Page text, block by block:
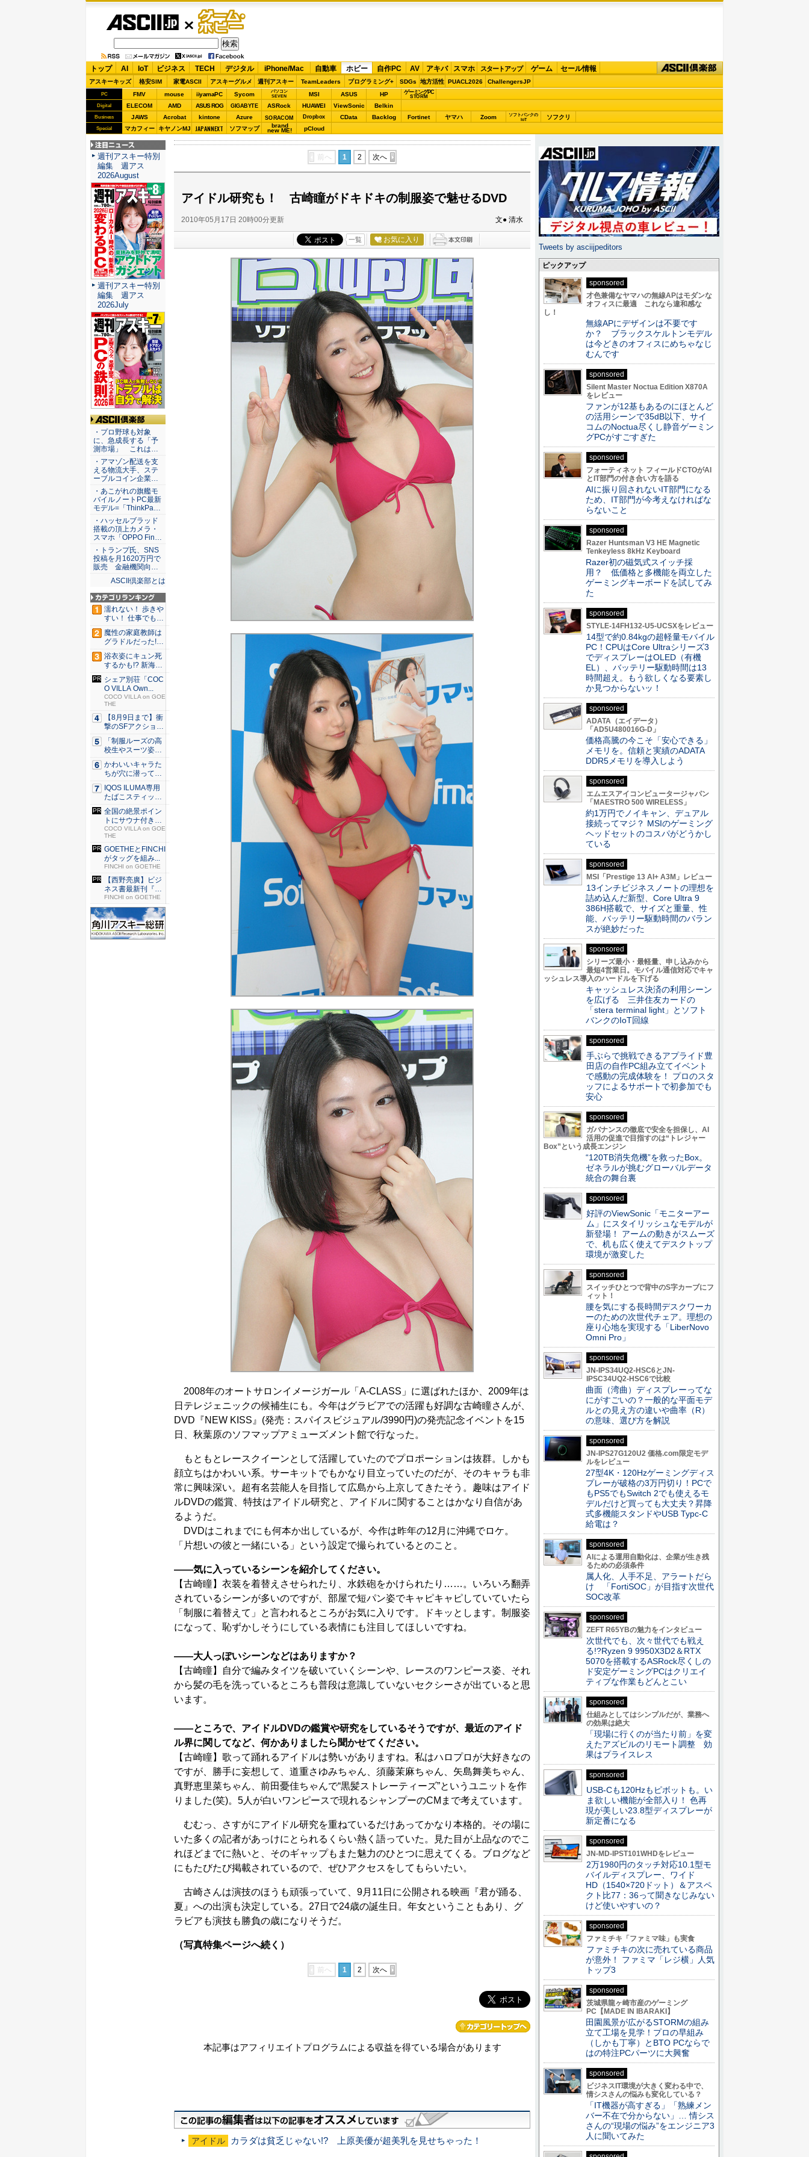
ゲーム・
ホビー
トップ AI IoT ビジネス TECH デジタル iPhone/Mac 自動車 ホビー 自作PC AV アキバ スマホ スタートアップ ゲーム セール情報
アスキーキッズ 格安SIM 家電ASCII アスキーグルメ 週刊アスキー TeamLeaders プログラミング+ SDGs 地方活性 PUACL2026 ChallengersJP
PC FMV mouse iiyamaPC Sycom
パソコン
SEVEN
MSI ASUS HP ゲーミングPC
STORM
Digital ELECOM AMD ASUS ROG GIGABYTE ASRock HUAWEI ViewSonic Belkin
Business JAWS Acrobat kintone Azure SORACOM Dropbox CData Backlog Fortinet ヤマハ Zoom
ソフトバンクの
IoT
ソフクリ
Special マカフィー キヤノンMJ JAPANNEXT ソフマップ brand
new ME! pCloud
前へ 1 2 次へ
アイドル研究も！ 古崎瞳がドキドキの制服姿で魅せるDVD
2010年05月17日 20時00分更新 文● 清水
一覧 お気に入り
2008年のオートサロンイメージガール「A-CLASS」に選ばれたほか、2009年は
日テレジェニックの候補生にも。今年はグラビアでの活躍も好調な古崎瞳さんが、
DVD『NEW KISS』(発売：スパイスビジュアル/3990円)の発売記念イベントを15
日、秋葉原のソフマップアミューズメント館で行なった。
もともとレースクイーンとして活躍していたのでプロポーションは抜群。しかも
顔立ちはかわいい系。サーキットでもかなり目立っていたのだが、そのキャラも非
常に興味深い。超有名芸能人を目指して広島から上京してきたそう。趣味はアイド
ルDVDの鑑賞、特技はアイドル研究と、アイドルに関することはかなり自信があ
るようだ。
DVDはこれまでにも何本か出しているが、今作は昨年の12月に沖縄でロケ。
「片想いの彼と一緒にいる」という設定で撮られているとのこと。
――気に入っているシーンを紹介してください。
【古崎瞳】衣装を着替えさせられたり、水鉄砲をかけられたり……。いろいろ翻弄
されているシーンが多いのですが、部屋で短パン姿でキャピキャピしていていたら
「制服に着替えて」と言われるところがお気に入りです。ドキッとします。制服姿
になって、恥ずかしそうにしている表情にも注目してほしいですね。
――大人っぽいシーンなどはありますか？
【古崎瞳】自分で編みタイツを破いていくシーンや、レースのワンピース姿、それ
から髪の毛を洗っているところも普段は意識していないセクシーさが出ていると思
います。
――ところで、アイドルDVDの鑑賞や研究をしているそうですが、最近のアイド
ル界に関してなど、何かありましたら聞かせてください。
【古崎瞳】歌って踊れるアイドルは勢いがありますね。私はハロプロが大好きなの
ですが、勝手に妄想して、道重さゆみちゃん、須藤茉麻ちゃん、矢島舞美ちゃん、
真野恵里菜ちゃん、前田憂佳ちゃんで“黒髪ストレーティーズ”というユニットを作
りました(笑)。5人が白いワンピースで現れるシャンプーのCMまで考えています。
むむっ、さすがにアイドル研究を重ねているだけあってかなり本格的。その場に
いた多くの記者があっけにとられるくらい熱く語っていた。見た目が上品なのでこ
れほどまでに熱いと、そのギャップもまた魅力のひとつに思えてくる。ブログなど
にもたびたび掲載されているので、ぜひアクセスをしてもらいたい。
古崎さんは演技のほうも頑張っていて、9月11日に公開される映画『君が踊る、
夏』への出演も決定している。27日で24歳の誕生日。年女ということもあり、グ
ラビアも演技も勝負の歳になりそうだ。
（写真特集ページへ続く）
前へ 1 2 次へ
本記事はアフィリエイトプログラムによる収益を得ている場合があります
アイドル カラダは貧乏じゃない!? 上原美優が超美乳を見せちゃった！
注目ニュース
週刊アスキー特別
編集 週アス
2026August
週刊アスキー特別
編集 週アス
2026July
ASCII倶楽部
・プロ野球も対象
に、急成長する「予
測市場」 これは…
・アマゾン配送を支
える物流大手、ステ
ーブルコイン企業…
・あこがれの旗艦モ
バイルノートPC最新
モデル=「ThinkPa…
・ハッセルブラッド
搭載の頂上カメラ・
スマホ「OPPO Fin…
・トランプ氏、SNS
投稿を月1620万円で
販売 金融機関向…
ASCII倶楽部とは
濡れない！ 歩きや
すい！ 仕事でも履
ける...
魔性の家庭教師は
グラドルだった!?
村雨...
浴衣姿にキュン死
するかも!? 新海ま
きが...
シェア別荘「COC
O VILLA Own...
COCO VILLA on GOE
THE
【8月9日まで】衝
撃のSFアクション
『G...
「制服ルーズの高
校生やスーツ姿の
OLを演...
かわいいキャラた
ちが穴に潜ってひ
どい目に...
IQOS ILUMA専用
たばこスティッ
ク...
全国の絶景ポイン
トにサウナ付きの
シェア別...
COCO VILLA on GOE
THE
GOETHEとFINCHI
がタッグを組み...
FINCHI on GOETHE
【西野亮廣】ビジ
ネス書最新刊『北
極星 僕...
FINCHI on GOETHE
Tweets by asciijpeditors
ピックアップ
sponsored
才色兼備なヤマハの無線APはモダンな
オフィスに最適 これなら違和感な
し！
無線APにデザインは不要です
か？ ブラックスケルトンモデル
は今どきのオフィスにめちゃなじ
むんです
sponsored
Silent Master Noctua Edition X870A
をレビュー
ファンが12基もあるのにほとんど
の活用シーンで35dB以下、サイ
コムのNoctua尽くし静音ゲーミン
グPCがすごすぎた
sponsored
フォーティネット フィールドCTOがAI
とIT部門の付き合い方を語る
AIに振り回されないIT部門になる
ため、IT部門が今考えなければな
らないこと
sponsored
Razer Huntsman V3 HE Magnetic
Tenkeyless 8kHz Keyboard
Razer初の磁気式スイッチ採
用？ 低価格と多機能を両立した
ゲーミングキーボードを試してみ
た
sponsored
STYLE-14FH132-U5-UCSXをレビュー
14型で約0.84kgの超軽量モバイル
PC！CPUはCore Ultraシリーズ3
でディスプレーはOLED（有機
EL）、バッテリー駆動時間は13
時間超え。もう欲しくなる要素し
か見つからないッ！
sponsored
ADATA（エイデータ）
「AD5U480016G-D」
価格高騰の今こそ「安心できる」
メモリを。信頼と実績のADATA
DDR5メモリを導入しよう
sponsored
エムエスアイコンピュータージャパン
「MAESTRO 500 WIRELESS」
約1万円でノイキャン、デュアル
接続ってマジ？ MSIのゲーミング
ヘッドセットのコスパがどうかし
ている
sponsored
MSI「Prestige 13 AI+ A3M」レビュー
13インチビジネスノートの理想を
詰め込んだ新型、Core Ultra 9
386H搭載で、サイズと重量、性
能、バッテリー駆動時間のバラン
スが絶妙だった
sponsored
シリーズ最小・最軽量、申し込みから
最短4営業日。モバイル通信対応でキャ
ッシュレス導入のハードルを下げる
キャッシュレス決済の利用シーン
を広げる 三井住友カードの
「stera terminal light」とソフト
バンクのIoT回線
sponsored
手ぶらで挑戦できるアプライド豊
田店の自作PC組み立てイベント
で感動の完成体験を！ プロのスタ
ッフによるサポートで初参加でも
安心
sponsored
ガバナンスの徹底で安全を担保し、AI
活用の促進で目指すのは“トレジャー
Box”という成長エンジン
“120TB消失危機”を救ったBox。
ゼネラルが挑むグローバルデータ
統合の舞台裏
sponsored
好評のViewSonic「モニターアー
ム」にスタイリッシュなモデルが
新登場！ アームの動きがスムーズ
で、机も広く使えてデスクトップ
環境が激変した
sponsored
スイッチひとつで背中のS字カーブにフ
ィット！
腰を気にする長時間デスクワーカ
ーのための次世代チェア。理想の
座り心地を実現する「LiberNovo
Omni Pro」
sponsored
JN-IPS34UQ2-HSC6とJN-
IPSC34UQ2-HSC6で比較
曲面（湾曲）ディスプレーってな
にがすごいの？一般的な平面モデ
ルとの見え方の違いや曲率（R）
の意味、選び方を解説
sponsored
JN-IPS27G120U2 価格.com限定モデ
ルをレビュー
27型4K・120Hzゲーミングディス
プレーが破格の3万円切り！PCで
もPS5でもSwitch 2でも使えるモ
デルだけど買っても大丈夫？昇降
式多機能スタンドやUSB Typc-C
給電は？
sponsored
AIによる運用自動化は、企業が生き残
るための必須条件
属人化、人手不足、アラートだら
け 「FortiSOC」が目指す次世代
SOC改革
sponsored
ZEFT R65YBの魅力をインタビュー
次世代でも、次々世代でも戦え
る!?Ryzen 9 9950X3D2＆RTX
5070を搭載するASRock尽くしの
ド安定ゲーミングPCはクリエイ
ティブな作業もどんとこい
sponsored
仕組みとしてはシンプルだが、業務へ
の効果は絶大
「現場に行くのが当たり前」を変
えたアズビルのリモート調整 効
果はプライスレス
sponsored
USB-Cも120Hzもピボットも。い
ま欲しい機能が全部入り！ 色再
現が美しい23.8型ディスプレーが
新定番になる
sponsored
JN-MD-IPST101WHDをレビュー
2万1980円のタッチ対応10.1型モ
バイルディスプレー、ワイド
HD（1540×720ドット）＆アスペ
クト比77：36って聞きなじみない
けど使いやすいの？
sponsored
ファミチキ「ファミマ味」も実食
ファミチキの次に売れている商品
が意外！ ファミマ「レジ横」人気
トップ3
sponsored
茨城県龍ヶ崎市産のゲーミング
PC【MADE IN IBARAKI】
田園風景が広がるSTORMの組み
立て工場を見学！プロの早組み
（しかも丁寧）とBTO PCならで
はの特注PCパーツに大興奮
sponsored
ビジネスIT環境が大きく変わる中で、
情シスさんの悩みも変化している？
「IT機器が高すぎる」「熟練メン
バー不在で分からない」… 情シス
さんの“現場の悩み”をエンジニア3
人に聞いてみた